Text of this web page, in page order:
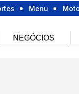
Menu
NEGÓCIOS